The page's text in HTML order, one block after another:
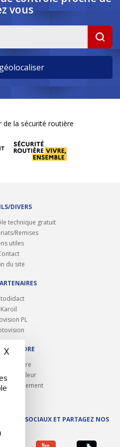
X Masquer le bandeau des
vous
de la sécurité routière
DIVERS
technique gratuit
Remises
utiles
du site
Karoil
PL
REJOINDRE
un centre
contrôleur
recrutement
SOCIAUX ET PARTAGEZ NOS